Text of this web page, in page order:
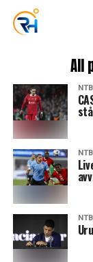
All
NTB
NTB
NTB